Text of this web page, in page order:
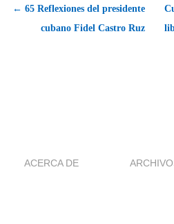
← 65 Reflexiones del presidente
cubano Fidel Castro Ruz
ACERCA DE